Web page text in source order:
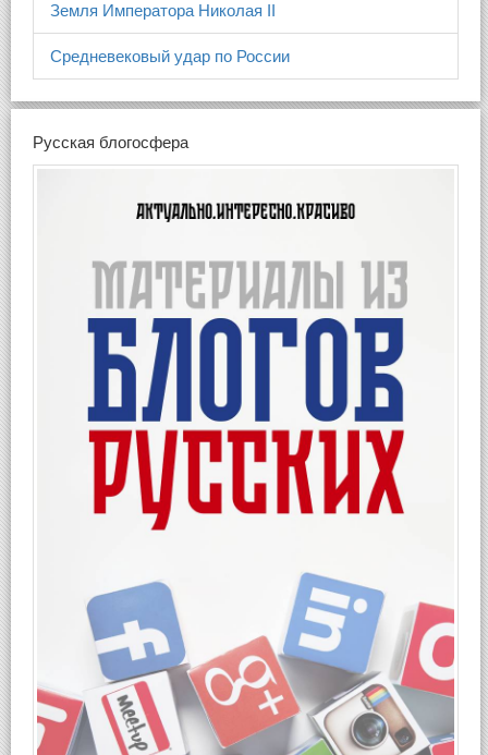
Земля Императора Николая II
Средневековый удар по России
Русская блогосфера